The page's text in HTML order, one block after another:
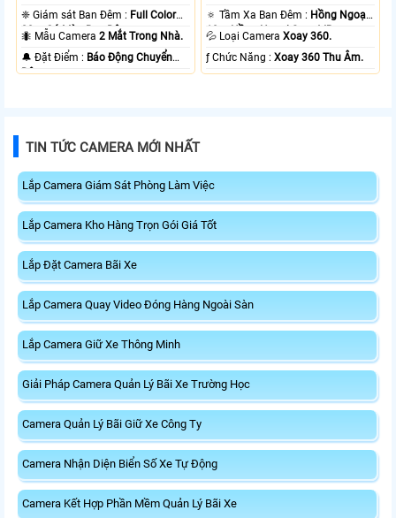
❈ Giám sát Ban Đêm : Full Color
20m Có Màu Ban Ðêm.
🐜 Mẫu Camera2 Mắt Trong Nhà.
️🔔 Đặt Điểm : Báo Động Chuyển
Động.
🔅 Tầm Xa Ban Đêm : Hồng Ngoại
10m Hồng Ngoại Smart IR.
💦 Loại CameraXoay 360.
️ƒ Chức Năng :Xoay 360 Thu Âm.
TIN TỨC CAMERA MỚI NHẤT
Lắp Camera Giám Sát Phòng Làm Việc
Lắp Camera Kho Hàng Trọn Gói Giá Tốt
Lắp Đặt Camera Bãi Xe
Lắp Camera Quay Video Đóng Hàng Ngoài Sàn
Lắp Camera Giữ Xe Thông Minh
Giải Pháp Camera Quản Lý Bãi Xe Trường Học
Camera Quản Lý Bãi Giữ Xe Công Ty
Camera Nhận Diện Biển Số Xe Tự Động
Camera Kết Hợp Phần Mềm Quản Lý Bãi Xe